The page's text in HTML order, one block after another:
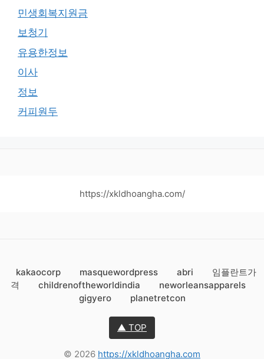
민생회복지원금
보청기
유용한정보
이사
정보
커피원두
https://xkldhoangha.com/
kakaocorp masquewordpress abri
임플란트가
격
childrenoftheworldindia
neworleansapparels
gigyero
planetretcon
▲ TOP
© 2026 https://xkldhoangha.com